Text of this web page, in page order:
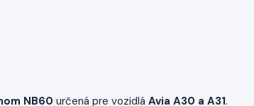
NB60 určená pre vozidlá Avia A30 a A31.